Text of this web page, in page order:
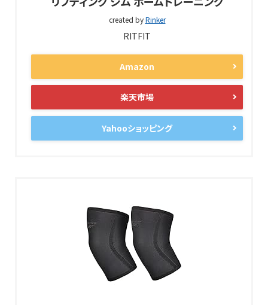
created byRinker
RITFIT
Amazon
楽天市場
Yahooショッピング